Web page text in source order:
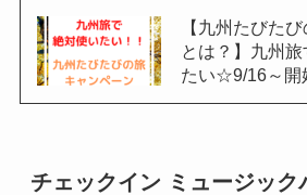
【九州たびた
とは？】九州
たい☆9/16～開
チェックイン ミュージック